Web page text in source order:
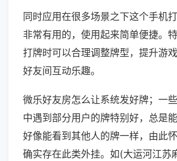
同时应用在很多场景之下这个手机
非常有用的，使用起来简单便捷。
打牌时可以合理调整牌型，提升游
好友间互动乐趣。
微乐好友房怎么让系统发好牌；一
中遇到部分用户的牌特别好，总是
好像能看到其他人的牌一样，由此
确实存在此类外挂。如(大运河江苏